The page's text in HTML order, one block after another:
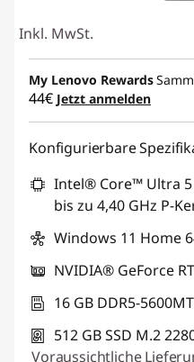
Inkl. MwSt.
My Lenovo Rewards
44€ Jetzt anmelden
Konfigurierbare
Intel® Core™ Ultra 5
bis zu 4,40 GHz P-
Windows 11 Home
NVIDIA® GeForce
16 GB DDR5-
512 GB SSD M.2
Voraussichtliche